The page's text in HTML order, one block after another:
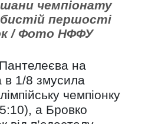
чемпіонату
першості
/ Фото НФФУ
на
в 1/8 змусила
чемпіонку
а Бровко